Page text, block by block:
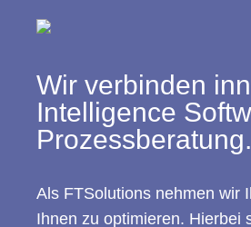
Wir verbinden
Intelligence
Prozessberatung.
Als FTSolutions nehmen wir
Ihnen zu optimieren. Hierbei